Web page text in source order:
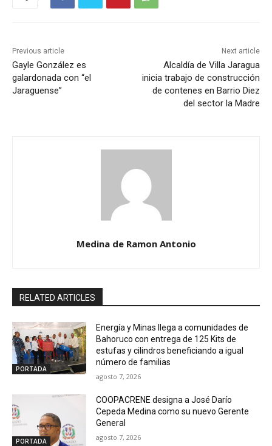
Previous article
Gayle González es
galardonada con “el
Jaraguense”
Next article
Alcaldía de Villa Jaragua
inicia trabajo de construcción
de contenes en Barrio Diez
del sector la Madre
Medina de Ramon Antonio
RELATED ARTICLES
PORTADA
Energía y Minas llega a comunidades de
Bahoruco con entrega de 125 Kits de
estufas y cilindros beneficiando a igual
número de familias
agosto 7, 2026
PORTADA
COOPACRENE designa a José Darío
Cepeda Medina como su nuevo Gerente
General
agosto 7, 2026